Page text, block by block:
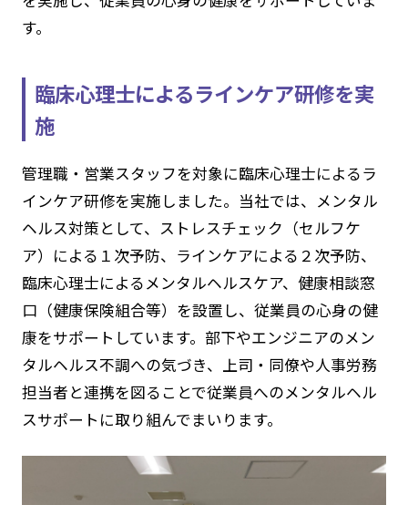
す。
臨床心理士によるラインケア研修を実
施
管理職・営業スタッフを対象に臨床心理士によるラ
インケア研修を実施しました。当社では、メンタル
ヘルス対策として、ストレスチェック（セルフケ
ア）による１次予防、ラインケアによる２次予防、
臨床心理士によるメンタルヘルスケア、健康相談窓
口（健康保険組合等）を設置し、従業員の心身の健
康をサポートしています。部下やエンジニアのメン
タルヘルス不調への気づき、上司・同僚や人事労務
担当者と連携を図ることで従業員へのメンタルヘル
スサポートに取り組んでまいります。